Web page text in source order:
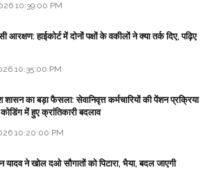
10:39:00 PM
आरक्षण: हाईकोर्ट में दोनों पक्षों के वकीलों ने क्या तर्क दिए, पढ़िए
10:35:00 PM
शासन का बड़ा फैसला: सेवानिवृत्त कर्मचारियों की पेंशन प्रक्रिया
में हुए क्रांतिकारी बदलाव
10:20:00 PM
यादव ने खोल दओ सौगातों को पिटारा, भैया, बदल जाएगी